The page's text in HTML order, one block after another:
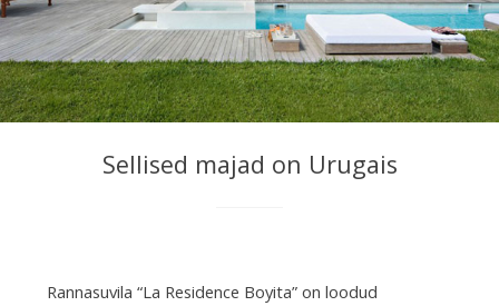
Sellised majad on Urugais
Rannasuvila “La Residence Boyita” on loodud